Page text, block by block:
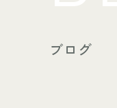
ブログ